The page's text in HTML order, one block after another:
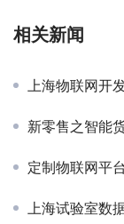
相关新闻
上海物联网开
新零售之智能
定制物联网平
上海试验室数